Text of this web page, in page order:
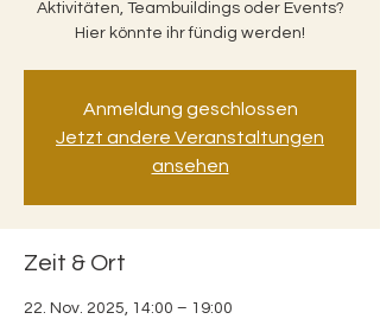
Aktivitäten, Teambuildings oder Events?
Hier könnte ihr fündig werden!
Anmeldung geschlossen
Jetzt andere Veranstaltungen
ansehen
Zeit & Ort
22. Nov. 2025, 14:00 – 19:00